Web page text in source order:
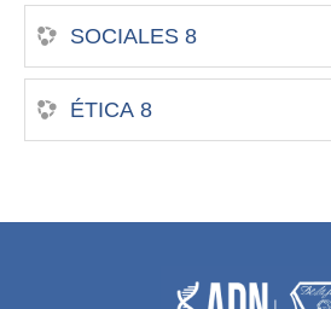
SOCIALES 8
ÉTICA 8